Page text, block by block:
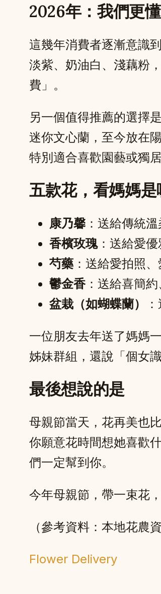
2026年：我們更
這幾年消費者逐漸意識
淡紫、奶油白、淺藕粉
費」。
另一個值得推薦的選擇
迷你文心蘭，至今放在
特別適合喜歡園藝或獨居
五款花，看媽媽
康乃馨 ：送給傳統
香檳玫瑰：送給愛優
芍藥 ：送給愛拍照
鬱金香：送給喜簡約
盆栽（如蝴蝶蘭）
一位朋友去年送了媽媽
姊妹群組，還說「個女
最後想說的是
母親節當天，花再美也
你願意花時間想她喜歡
們一定幫到你。
今年母親節，帶一束花
（參考資料：本地花
Flower Delivery